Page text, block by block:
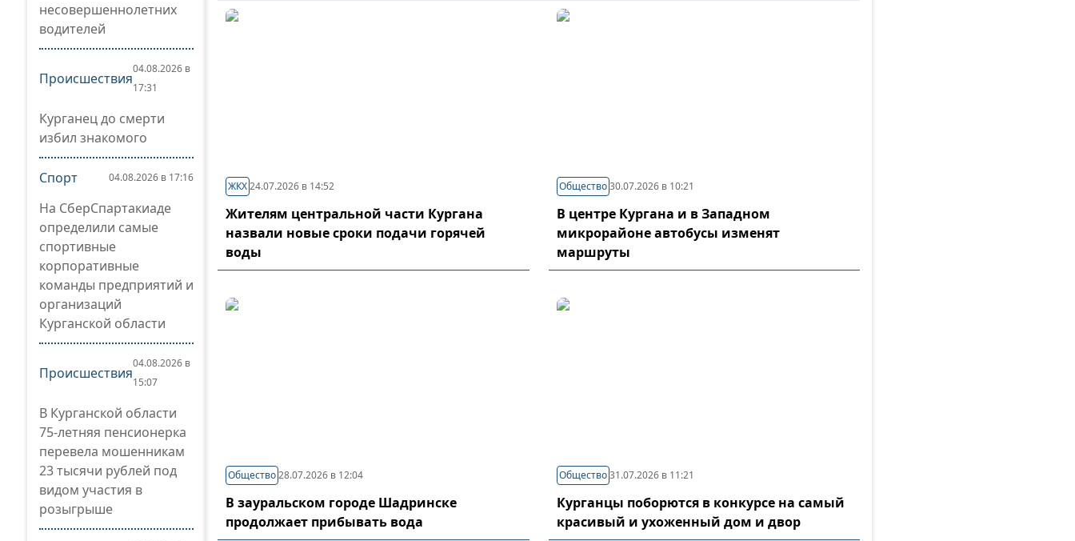
несовершеннолетних
водителей
Происшествия
04.08.2026 в
17:31
Курганец до смерти
избил знакомого
Спорт 04.08.2026 в 17:16
На СберСпартакиаде
определили самые
спортивные
корпоративные
команды предприятий и
организаций
Курганской области
Происшествия
04.08.2026 в
15:07
В Курганской области
75-летняя пенсионерка
перевела мошенникам
23 тысячи рублей под
видом участия в
розыгрыше
ЖКХ24.07.2026 в 14:52
Жителям центральной части Кургана
назвали новые сроки подачи горячей
воды
Общество 30.07.2026 в 10:21
В центре Кургана и в Западном
микрорайоне автобусы изменят
маршруты
Общество28.07.2026 в 12:04
В зауральском городе Шадринске
продолжает прибывать вода
Общество 31.07.2026 в 11:21
Курганцы поборются в конкурсе на самый
красивый и ухоженный дом и двор